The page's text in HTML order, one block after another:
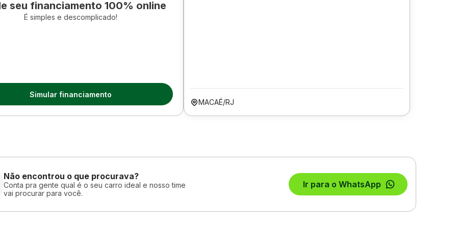
seu financiamento 100% online
É simples e descomplicado!
Simular financiamento
MACAÉ/RJ
Não encontrou o que procurava?
Conta pra gente qual é o seu carro ideal e nosso time
vai procurar para você.
Ir para o WhatsApp